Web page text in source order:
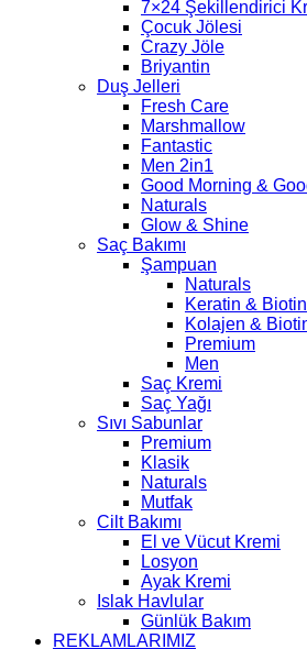
7×24 Şekillendirici
Çocuk Jölesi
Crazy Jöle
Briyantin
Duş Jelleri
Fresh Care
Marshmallow
Fantastic
Men 2in1
Good Morning &
Naturals
Glow & Shine
Saç Bakımı
Şampuan
Naturals
Keratin & Biotin
Kolajen &
Premium
Men
Saç Kremi
Saç Yağı
Sıvı Sabunlar
Premium
Klasik
Naturals
Mutfak
Cilt Bakımı
El ve Vücut Kremi
Losyon
Ayak Kremi
Islak Havlular
Günlük Bakım
REKLAMLARIMIZ